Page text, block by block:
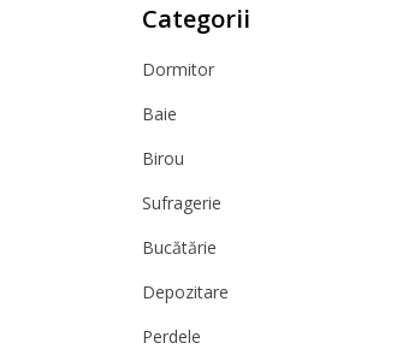
Categorii
Dormitor
Baie
Birou
Sufragerie
Bucătărie
Depozitare
Perdele